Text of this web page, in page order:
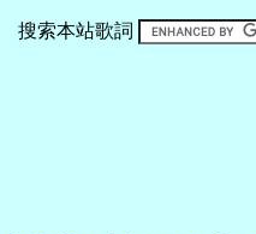
搜索本站歌詞